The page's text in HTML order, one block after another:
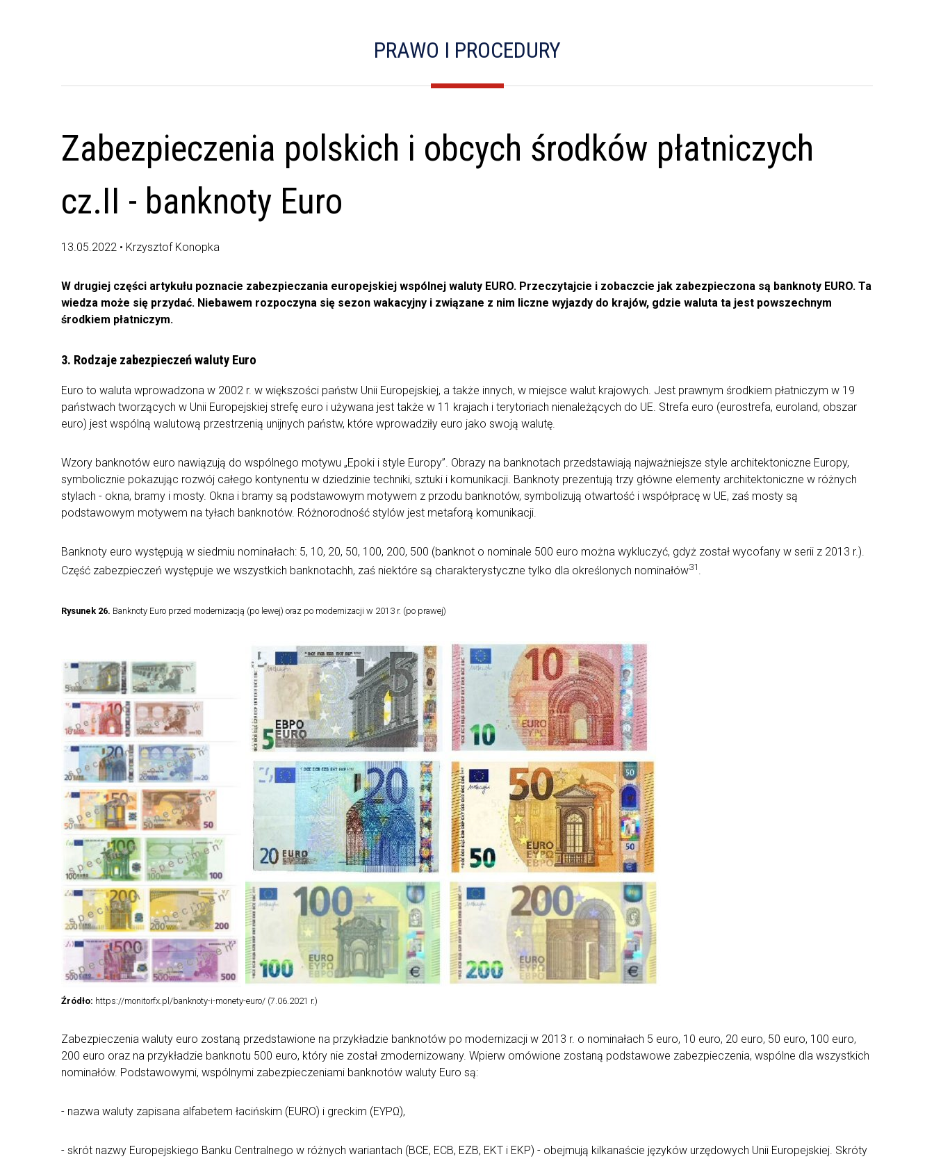
PRAWO I PROCEDURY
Zabezpieczenia polskich i obcych środków płatniczych
cz.II - banknoty Euro
13.05.2022 • Krzysztof Konopka
W drugiej części artykułu poznacie zabezpieczania europejskiej wspólnej waluty EURO. Przeczytajcie i zobaczcie jak zabezpieczona są banknoty EURO. Ta
wiedza może się przydać. Niebawem rozpoczyna się sezon wakacyjny i związane z nim liczne wyjazdy do krajów, gdzie waluta ta jest powszechnym
środkiem płatniczym.
3. Rodzaje zabezpieczeń waluty Euro
Euro to waluta wprowadzona w 2002 r. w większości państw Unii Europejskiej, a także innych, w miejsce walut krajowych. Jest prawnym środkiem płatniczym w 19
państwach tworzących w Unii Europejskiej strefę euro i używana jest także w 11 krajach i terytoriach nienależących do UE. Strefa euro (eurostrefa, euroland, obszar
euro) jest wspólną walutową przestrzenią unijnych państw, które wprowadziły euro jako swoją walutę.
Wzory banknotów euro nawiązują do wspólnego motywu „Epoki i style Europy”. Obrazy na banknotach przedstawiają najważniejsze style architektoniczne Europy,
symbolicznie pokazując rozwój całego kontynentu w dziedzinie techniki, sztuki i komunikacji. Banknoty prezentują trzy główne elementy architektoniczne w różnych
stylach - okna, bramy i mosty. Okna i bramy są podstawowym motywem z przodu banknotów, symbolizują otwartość i współpracę w UE, zaś mosty są
podstawowym motywem na tyłach banknotów. Różnorodność stylów jest metaforą komunikacji.
Banknoty euro występują w siedmiu nominałach: 5, 10, 20, 50, 100, 200, 500 (banknot o nominale 500 euro można wykluczyć, gdyż został wycofany w serii z 2013 r.).
Część zabezpieczeń występuje we wszystkich banknotachh, zaś niektóre są charakterystyczne tylko dla określonych nominałów31 .
Rysunek 26. Banknoty Euro przed modernizacją (po lewej) oraz po modernizacji w 2013 r. (po prawej)
Źródło: https://monitorfx.pl/banknoty-i-monety-euro/ (7.06.2021 r.)
Zabezpieczenia waluty euro zostaną przedstawione na przykładzie banknotów po modernizacji w 2013 r. o nominałach 5 euro, 10 euro, 20 euro, 50 euro, 100 euro,
200 euro oraz na przykładzie banknotu 500 euro, który nie został zmodernizowany. Wpierw omówione zostaną podstawowe zabezpieczenia, wspólne dla wszystkich
nominałów. Podstawowymi, wspólnymi zabezpieczeniami banknotów waluty Euro są:
- nazwa waluty zapisana alfabetem łacińskim (EURO) i greckim (EYPΩ),
- skrót nazwy Europejskiego Banku Centralnego w różnych wariantach (BCE, ECB, EZB, EKT i EKP) - obejmują kilkanaście języków urzędowych Unii Europejskiej. Skróty